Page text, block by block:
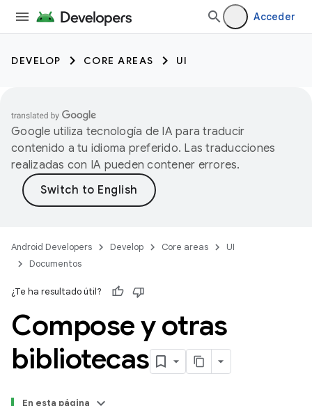
Acceder
DEVELOP CORE AREAS UI
Google utiliza tecnología de IA para traducir
contenido a tu idioma preferido. Las traducciones
realizadas con IA pueden contener errores.
Android Developers Develop Core areas
UI
Documentos
¿Te ha resultado útil?
Compose y otras
bibliotecas
En esta página